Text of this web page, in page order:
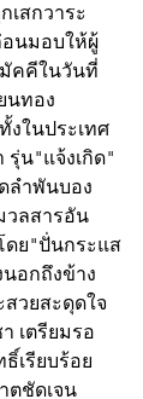
เสกวาระ
อนมอบให้ผู้
คคีในวันที่
นทอง
งในประเทศ
รุ่น"แจ้งเกิด"
ลำพันบอง
วลสารอัน
ดย"ปั่นกระแส
อกถึงข้าง
วยสะดุดใจ
เตรียมรอ
เรียบร้อย
ตชัดเจน